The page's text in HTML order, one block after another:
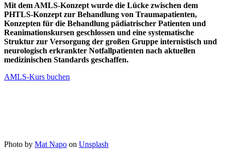
Mit dem AMLS-Konzept wurde die Lücke zwischen dem
PHTLS-Konzept zur Behandlung von Traumapatienten,
Konzepten für die Behandlung pädiatrischer Patienten und
Reanimationskursen geschlossen und eine systematische
Struktur zur Versorgung der großen Gruppe internistisch und
neurologisch erkrankter Notfallpatienten nach aktuellen
medizinischen Standards geschaffen.
AMLS-Kurs buchen
Photo by Mat Napo on Unsplash